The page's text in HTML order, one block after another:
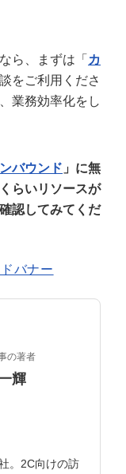
ら、まずは「 カ
をご利用くださ
業務効率化をし
バウンド 」に無
らいリソースが
認してみてくだ
の著者
輝
。2C向けの訪